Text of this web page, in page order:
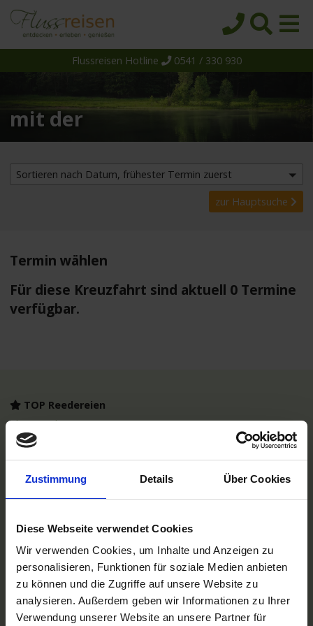
Zustimmung Details Über Cookies
Diese Webseite verwendet Cookies
Wir verwenden Cookies, um Inhalte und Anzeigen zu
personalisieren, Funktionen für soziale Medien anbieten
zu können und die Zugriffe auf unsere Website zu
analysieren. Außerdem geben wir Informationen zu Ihrer
Verwendung unserer Website an unsere Partner für
Reiseziele
Themen
Flussreisen Hotline 0541 / 330 930
mit der
Sortieren nach Datum, frühester Termin zuerst
zur Hauptsuche
Termin wählen
Für diese Kreuzfahrt sind aktuell 0 Termine
verfügbar.
TOP Reedereien
Phoenix Flussreisen
A-ROSA Flussschiff GmbH
Nicko Cruises Flussreisen
PLANTOURS Kreuzfahrten
AMADEUS Flusskreuzfahrten
Flussreisen Deutschland
Flusskreuzfahrt Frankreich
Flussreise Osteuropa
Asien Flusskreuzfahrten
Flusskreuzfahrten Amazonas
Nilkreuzfahrt